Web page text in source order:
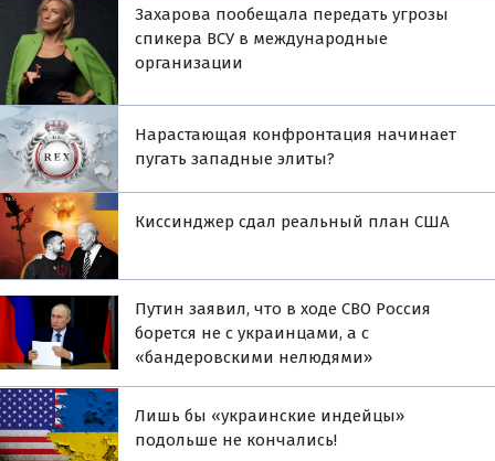
Захарова пообещала передать угрозы
спикера ВСУ в международные
организации
Нарастающая конфронтация начинает
пугать западные элиты?
Киссинджер сдал реальный план США
Путин заявил, что в ходе СВО Россия
борется не с украинцами, а с
«бандеровскими нелюдями»
Лишь бы «украинские индейцы»
подольше не кончались!